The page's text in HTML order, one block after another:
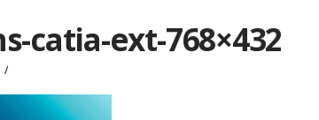
catia-ext-768×432